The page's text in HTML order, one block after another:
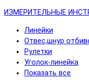
ИЗМЕРИТЕЛЬНЫЕ
Линейки
Отвес,шнур
Рулетки
Уголок-линейка
Показать все